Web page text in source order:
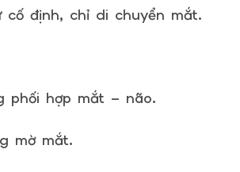
định, chỉ di chuyển mắt.
phối hợp mắt – não.
mờ mắt.